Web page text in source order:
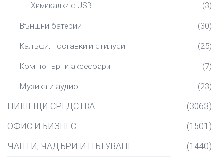
Химикалки с USB (3)
Външни батерии (30)
Калъфи, поставки и стилуси (25)
Компютърни аксесоари (7)
Музика и аудио (23)
ПИШЕЩИ СРЕДСТВА
(3063)
ОФИС И БИЗНЕС
(1501)
ЧАНТИ, ЧАДЪРИ И ПЪТУВАНЕ
(1440)